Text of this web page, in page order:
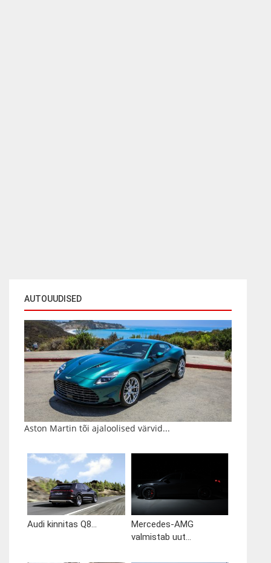
AUTOUUDISED
Aston Martin tõi ajaloolised värvid...
Audi kinnitas Q8...
Mercedes-AMG
valmistab uut...